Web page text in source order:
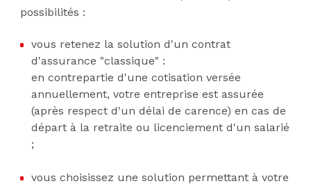
possibilités :
vous retenez la solution d'un contrat
d'assurance "classique" :
en contrepartie d'une cotisation versée
annuellement, votre entreprise est assurée
(après respect d'un délai de carence) en cas de
départ à la retraite ou licenciement d'un salarié
;
vous choisissez une solution permettant à votre